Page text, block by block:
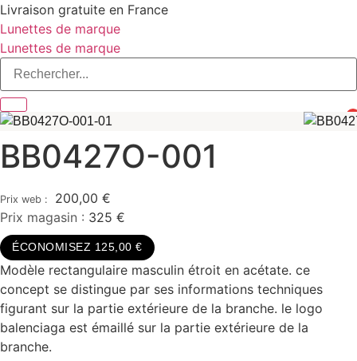
Aller
au
contenu
Livraison gratuite en France
Lunettes de marque
Lunettes de marque
0
BB0427O-001
200,00 €
Prix magasin : 325 €
ÉCONOMISEZ 125,00 €
Modèle rectangulaire masculin étroit en acétate. ce
concept se distingue par ses informations techniques
figurant sur la partie extérieure de la branche. le logo
balenciaga est émaillé sur la partie extérieure de la
branche.